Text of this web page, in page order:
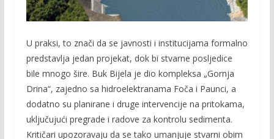
U praksi, to znači da se javnosti i institucijama formalno
predstavlja jedan projekat, dok bi stvarne posljedice
bile mnogo šire. Buk Bijela je dio kompleksa „Gornja
Drina“, zajedno sa hidroelektranama Foča i Paunci, a
dodatno su planirane i druge intervencije na pritokama,
uključujući pregrade i radove za kontrolu sedimenta.
Kritičari upozoravaju da se tako umanjuje stvarni obim